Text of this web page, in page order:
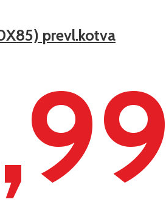
prevl.kotva